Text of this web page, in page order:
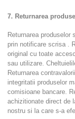
7. Returnarea
Returnarea produselor
prin notificare scrisa .
original cu toate
sau utilizare.
Returnarea
integritatii produselor
comisioane bancare.
achizitionate direct de
nostru si la care s-a